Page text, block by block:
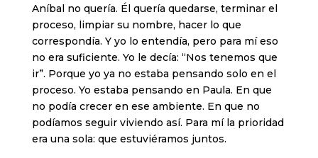
Aníbal no quería. Él quería quedarse, terminar el
proceso, limpiar su nombre, hacer lo que
correspondía. Y yo lo entendía, pero para mí eso
no era suficiente. Yo le decía: “Nos tenemos que
ir”. Porque yo ya no estaba pensando solo en el
proceso. Yo estaba pensando en Paula. En que
no podía crecer en ese ambiente. En que no
podíamos seguir viviendo así. Para mí la prioridad
era una sola: que estuviéramos juntos.